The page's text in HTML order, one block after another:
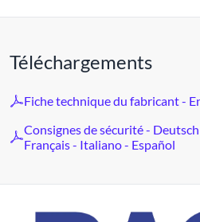
Téléchargements
Fiche technique du fabricant -
Consignes de sécurité -
Français - Italiano - Español